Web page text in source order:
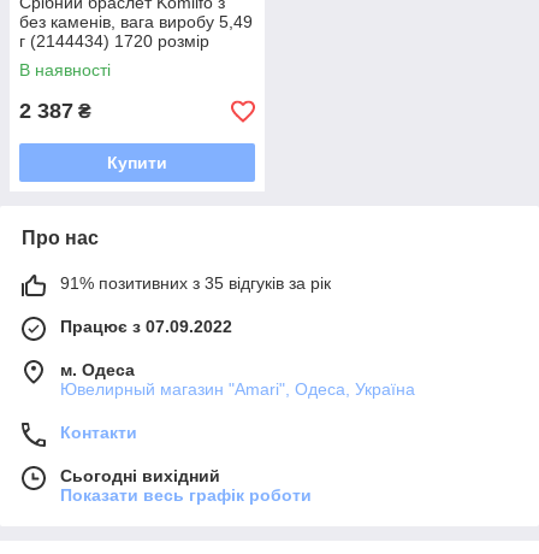
без каменів, вага виробу 5,49
г (2144434) 1720 розмір
В наявності
2 387 ₴
Купити
Про нас
91% позитивних з 35 відгуків за рік
Працює з 07.09.2022
м. Одеса
Ювелирный магазин "Amari", Одеса, Україна
Контакти
Сьогодні вихідний
Показати весь графік роботи